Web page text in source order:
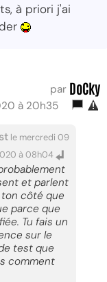
à priori j'ai
par DoCky
à 20h35
le mercredi 09
à 08h04
et parlent
côté que
parce que
Tu fais un
sur le
test que
comment